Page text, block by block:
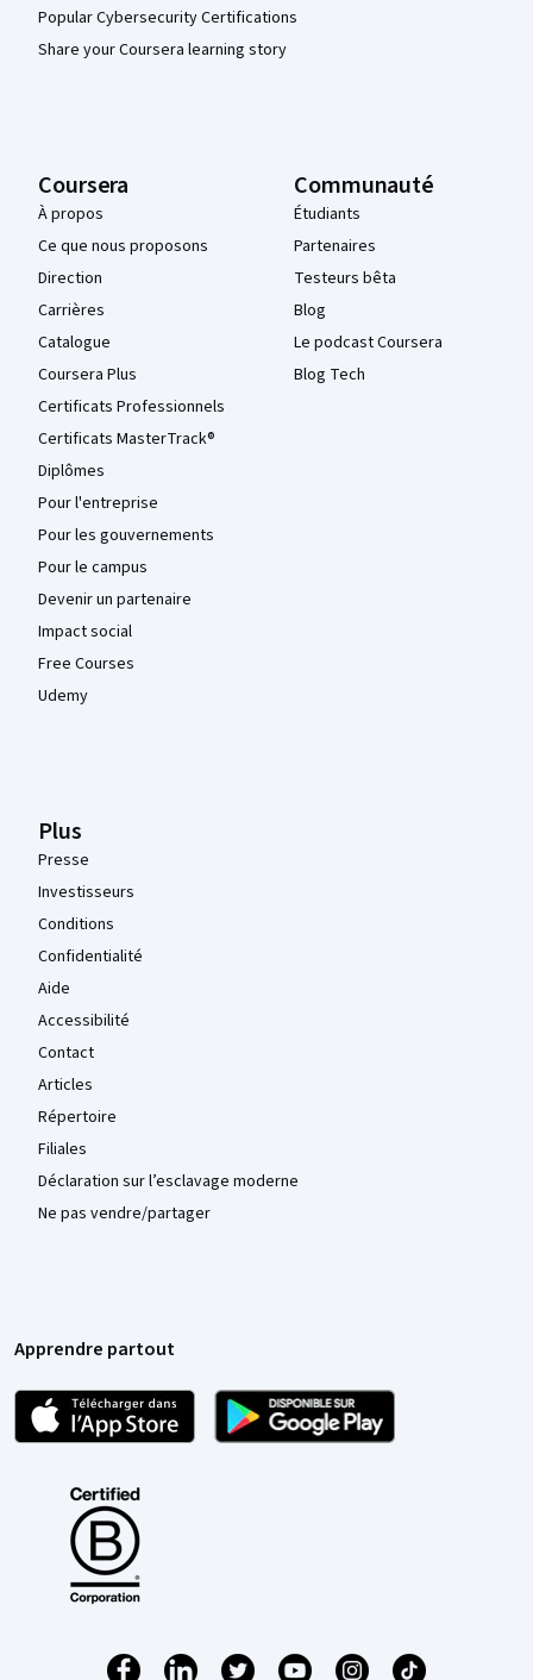
Popular Cybersecurity Certifications
Share your Coursera learning story
Coursera
À propos
Ce que nous proposons
Direction
Carrières
Catalogue
Coursera Plus
Certificats Professionnels
Certificats MasterTrack®
Diplômes
Pour l'entreprise
Pour les gouvernements
Pour le campus
Devenir un partenaire
Impact social
Free Courses
Udemy
Communauté
Étudiants
Partenaires
Testeurs bêta
Blog
Le podcast Coursera
Blog Tech
Plus
Presse
Investisseurs
Conditions
Confidentialité
Aide
Accessibilité
Contact
Articles
Répertoire
Filiales
Déclaration sur l’esclavage moderne
Ne pas vendre/partager
Apprendre partout